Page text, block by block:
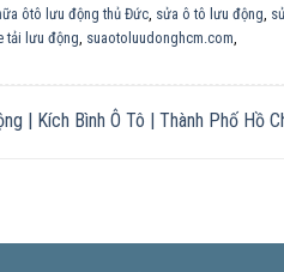
ôtô lưu động thủ Đức sửa ô tô lưu động
tải lưu động suaotoluudonghcm.com
| Kích Bình Ô Tô | Thành Phố Hồ